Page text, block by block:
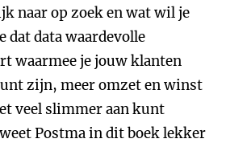
naar op zoek en wat wil je
dat data waardevolle
waarmee je jouw klanten
zijn, meer omzet en winst
veel slimmer aan kunt
Postma in dit boek lekker